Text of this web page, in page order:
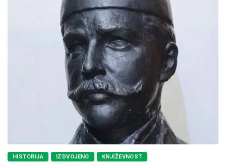
HISTORIJA IZDVOJENO KNJIŽEVNOST